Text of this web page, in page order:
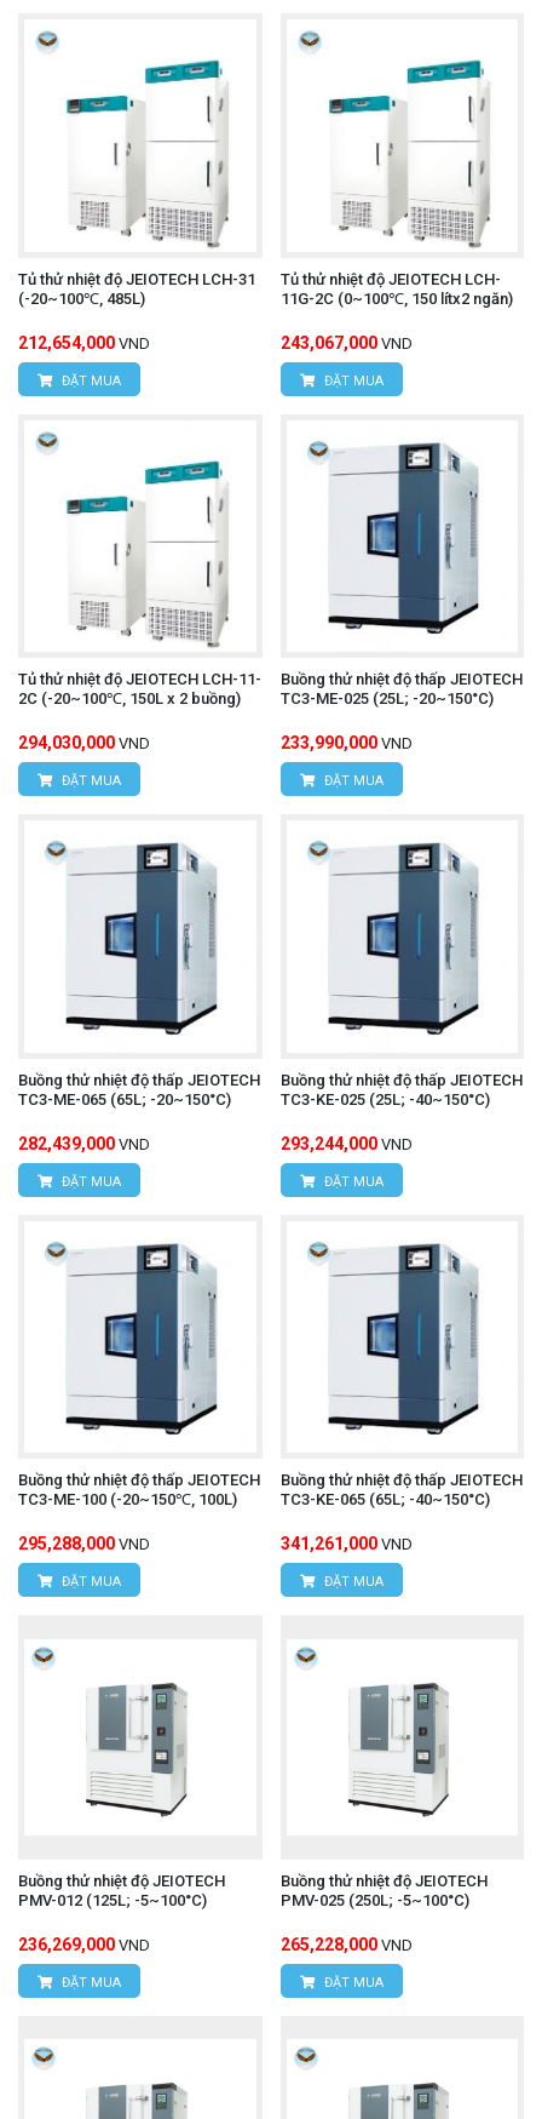
Tủ thử nhiệt độ JEIOTECH LCH-31
(-20~100℃, 485L)
212,654,000 VND
ĐẶT MUA
Tủ thử nhiệt độ JEIOTECH LCH-
11G-2C (0~100℃, 150 lítx2 ngăn)
243,067,000 VND
ĐẶT MUA
Tủ thử nhiệt độ JEIOTECH LCH-11-
2C (-20~100℃, 150L x 2 buồng)
294,030,000 VND
ĐẶT MUA
Buồng thử nhiệt độ thấp JEIOTECH
TC3-ME-025 (25L; -20~150°C)
233,990,000 VND
ĐẶT MUA
Buồng thử nhiệt độ thấp JEIOTECH
TC3-ME-065 (65L; -20~150°C)
282,439,000 VND
ĐẶT MUA
Buồng thử nhiệt độ thấp JEIOTECH
TC3-KE-025 (25L; -40~150°C)
293,244,000 VND
ĐẶT MUA
Buồng thử nhiệt độ thấp JEIOTECH
TC3-ME-100 (-20~150℃, 100L)
295,288,000 VND
ĐẶT MUA
Buồng thử nhiệt độ thấp JEIOTECH
TC3-KE-065 (65L; -40~150°C)
341,261,000 VND
ĐẶT MUA
Buồng thử nhiệt độ JEIOTECH
PMV-012 (125L; -5~100°C)
236,269,000 VND
ĐẶT MUA
Buồng thử nhiệt độ JEIOTECH
PMV-025 (250L; -5~100°C)
265,228,000 VND
ĐẶT MUA